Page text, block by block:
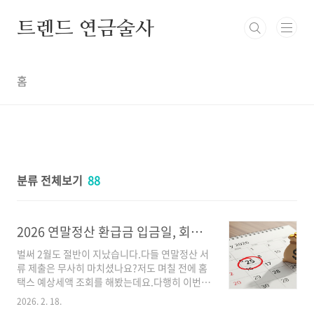
트렌드 연금술사
홈
분류 전체보기 88
2026 연말정산 환급금 입금일, 회사마다 다르다? (필독)
벌써 2월도 절반이 지났습니다.다들 연말정산 서
류 제출은 무사히 마치셨나요?저도 며칠 전에 홈
택스 예상세액 조회를 해봤는데요.다행히 이번에
는 '토해내는' 게 아니라 조금이라도 돌려받을 수
2026. 2. 18.